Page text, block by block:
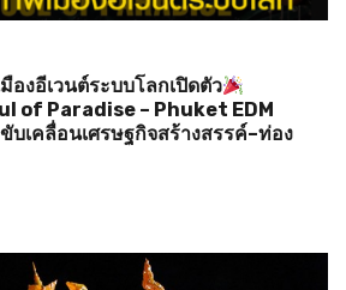
องอีเวนต์ระบบโลกเปิดตัว
of Paradise – Phuket EDM
เคลื่อนเศรษฐกิจสร้างสรรค์–ท่อง